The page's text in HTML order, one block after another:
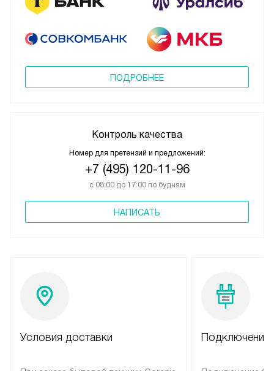
ПОДРОБНЕЕ
Контроль качества
Номер для претензий и предложений:
+7 (495) 120-11-96
с 08:00 до 17:00 по будням
НАПИСАТЬ
Условия доставки Подключение